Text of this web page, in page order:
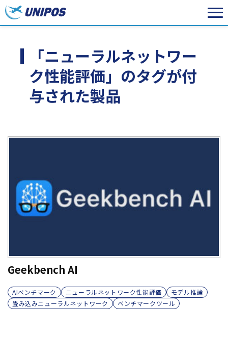
「ニューラルネットワー
ク性能評価」のタグが付
与された製品
Geekbench AI
AIベンチマーク ニューラルネットワーク性能評価
モデル推論
畳み込みニューラルネットワーク
ベンチマークツール